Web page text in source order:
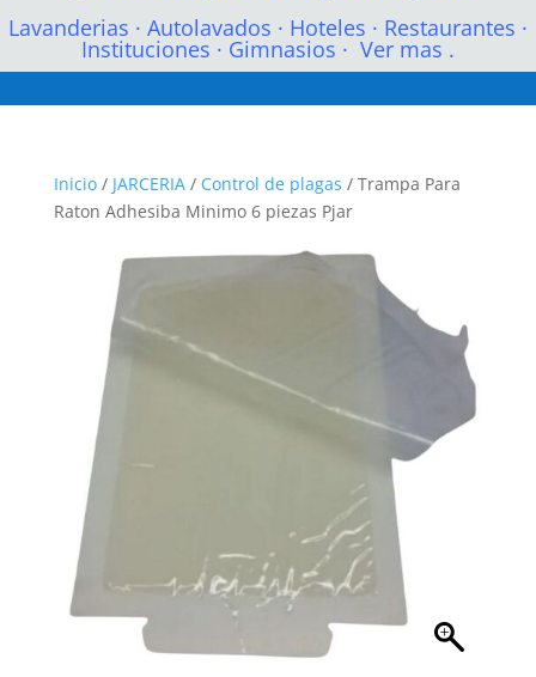
Lavanderias · Autolavados · Hoteles · Restaurantes ·
Instituciones · Gimnasios · Ver mas .
Inicio/ JARCERIA/ Control de plagas / Trampa Para
Raton Adhesiba Minimo 6 piezas Pjar